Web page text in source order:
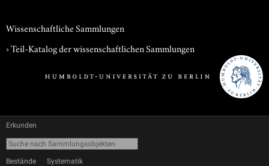
Wissenschaftliche Sammlungen
› Teil-Katalog der wissenschaftlichen Sammlungen
Erkunden
Bestände Systematik